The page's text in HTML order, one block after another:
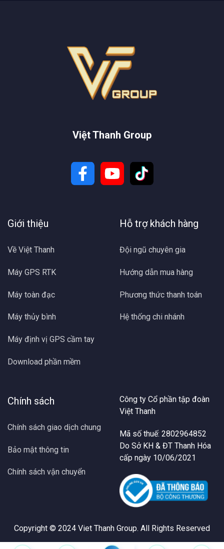
Việt Thanh Group
Giới thiệu
Về Việt Thanh
Máy GPS RTK
Máy toàn đạc
Máy thủy bình
Máy định vị GPS cầm tay
Download phần mềm
Hỗ trợ khách hàng
Đội ngũ chuyên gia
Hướng dẫn mua hàng
Phương thức thanh toán
Hệ thống chi nhánh
Chính sách
Chính sách giao dịch chung
Bảo mật thông tin
Chính sách vận chuyển
Công ty Cổ phần tập đoàn
Việt Thanh
Mã số thuế: 2802964852
Do Sở KH & ĐT Thanh Hóa
cấp ngày 10/06/2021
Copyright © 2024 Viet Thanh Group. All Rights Reserved